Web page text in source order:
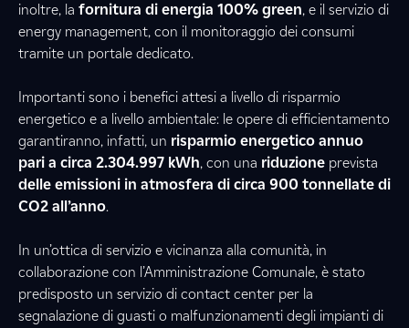
inoltre, la fornitura di energia 100% green, e il servizio di
energy management, con il monitoraggio dei consumi
tramite un portale dedicato.
Importanti sono i benefici attesi a livello di risparmio
energetico e a livello ambientale: le opere di efficientamento
garantiranno, infatti, un risparmio energetico annuo
pari a circa 2.304.997 kWh, con una riduzione prevista
delle emissioni in atmosfera di circa 900 tonnellate di
CO2 all’anno.
In un’ottica di servizio e vicinanza alla comunità, in
collaborazione con l’Amministrazione Comunale, è stato
predisposto un servizio di contact center per la
segnalazione di guasti o malfunzionamenti degli impianti di